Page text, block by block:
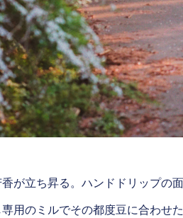
が立ち昇る。ハンドドリップの
用のミルでその都度豆に合わせ